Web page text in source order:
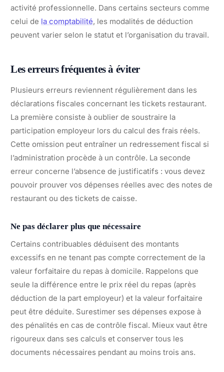
activité professionnelle. Dans certains secteurs comme
celui de la comptabilité, les modalités de déduction
peuvent varier selon le statut et l’organisation du travail.
Les erreurs fréquentes à éviter
Plusieurs erreurs reviennent régulièrement dans les
déclarations fiscales concernant les tickets restaurant.
La première consiste à oublier de soustraire la
participation employeur lors du calcul des frais réels.
Cette omission peut entraîner un redressement fiscal si
l’administration procède à un contrôle. La seconde
erreur concerne l’absence de justificatifs : vous devez
pouvoir prouver vos dépenses réelles avec des notes de
restaurant ou des tickets de caisse.
Ne pas déclarer plus que nécessaire
Certains contribuables déduisent des montants
excessifs en ne tenant pas compte correctement de la
valeur forfaitaire du repas à domicile. Rappelons que
seule la différence entre le prix réel du repas (après
déduction de la part employeur) et la valeur forfaitaire
peut être déduite. Surestimer ses dépenses expose à
des pénalités en cas de contrôle fiscal. Mieux vaut être
rigoureux dans ses calculs et conserver tous les
documents nécessaires pendant au moins trois ans.